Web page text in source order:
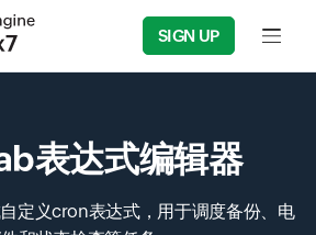
SIGN UP Input
表达式编辑器
定义cron表达式，用于调度备份、电